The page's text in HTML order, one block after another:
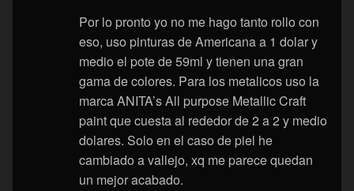
Por lo pronto yo no me hago tanto rollo con
eso, uso pinturas de Americana a 1 dolar y
medio el pote de 59ml y tienen una gran
gama de colores. Para los metalicos uso la
marca ANITA’s All purpose Metallic Craft
paint que cuesta al rededor de 2 a 2 y medio
dolares. Solo en el caso de piel he
cambiado a vallejo, xq me parece quedan
un mejor acabado.